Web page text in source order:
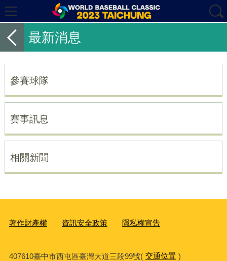
最新消息
參賽球隊
賽事訊息
相關新聞
著作財產權 資訊安全政策 隱私權宣告
407610臺中市西屯區臺灣大道三段99號( 交通位置 )